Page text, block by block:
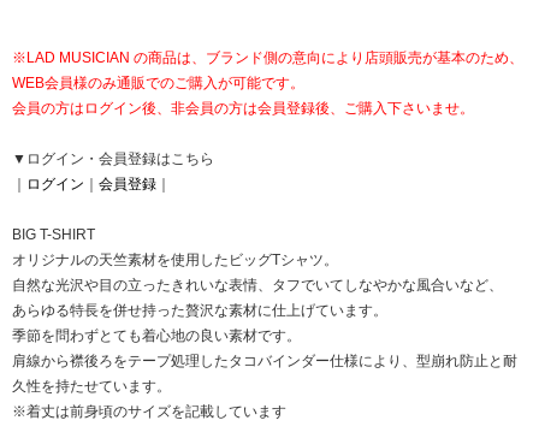
※LAD MUSICIAN の商品は、ブランド側の意向により店頭販売が基本のため、
WEB会員様のみ通販でのご購入が可能です。
会員の方はログイン後、非会員の方は会員登録後、ご購入下さいませ。
▼ログイン・会員登録はこちら
｜ ログイン ｜ 会員登録 ｜
BIG T-SHIRT
オリジナルの天竺素材を使用したビッグTシャツ。
自然な光沢や目の立ったきれいな表情、タフでいてしなやかな風合いなど、
あらゆる特長を併せ持った贅沢な素材に仕上げています。
季節を問わずとても着心地の良い素材です。
肩線から襟後ろをテープ処理したタコバインダー仕様により、型崩れ防止と耐
久性を持たせています。
※着丈は前身頃のサイズを記載しています